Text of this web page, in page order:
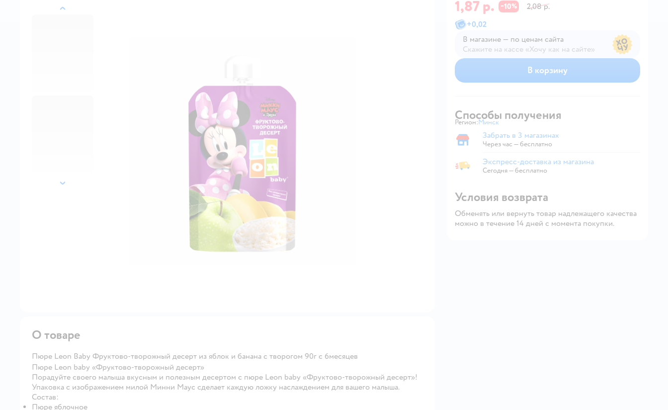
назад
далее
1,87 р. −10%
2,08 р.
+0,02
В магазине — по ценам сайта
Скажите на кассе «Хочу как на сайте»
В магазине — по ценам сайта
В корзину
Способы получения
Регион: Выбор адреса доставки.
Минск
Забрать в магазине
Забрать в 3 магазинах
Через час — бесплатно
Экспресс-доставка из магазина
Экспресс-доставка из магазина
Сегодня—бесплатно
Условия возврата
Обменять или вернуть товар надлежащего качества
можно в течение 14 дней с момента покупки.
О товаре
Пюре Leon Baby Фруктово-творожный десерт из яблок и банана с творогом 90г с 6месяцев
Пюре Leon baby «Фруктово-творожный десерт»
Порадуйте своего малыша вкусным и полезным десертом с пюре Leon baby «Фруктово-творожный десерт»!
Упаковка с изображением милой Минни Маус сделает каждую ложку наслаждением для вашего малыша.
Состав:
Пюре яблочное